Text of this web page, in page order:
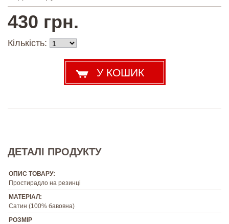
430 грн.
Кількість:
ДЕТАЛІ ПРОДУКТУ
ОПИС ТОВАРУ:
Простирадло на резинці
МАТЕРІАЛ:
Сатин (100% бавовна)
РОЗМІР